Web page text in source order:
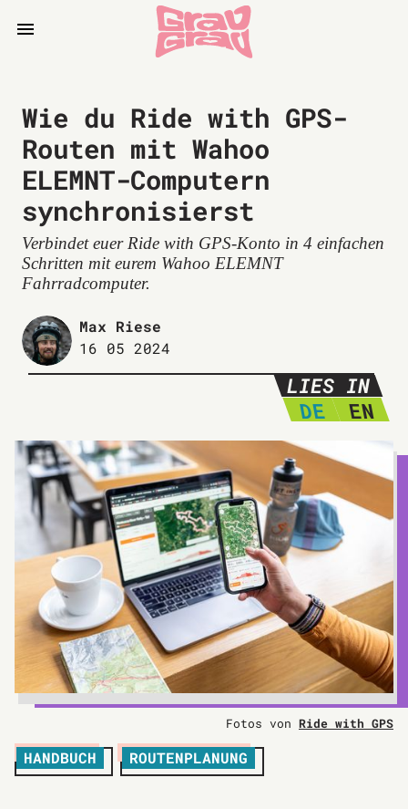
Wie du Ride with GPS-
Routen mit Wahoo
ELEMNT-Computern
synchronisierst
Verbindet euer Ride with GPS-Konto in 4 einfachen
Schritten mit eurem Wahoo ELEMNT
Fahrradcomputer.
Max Riese
16 05 2024
LIES IN
DE
EN
Fotos von Ride with GPS
HANDBUCH ROUTENPLANUNG